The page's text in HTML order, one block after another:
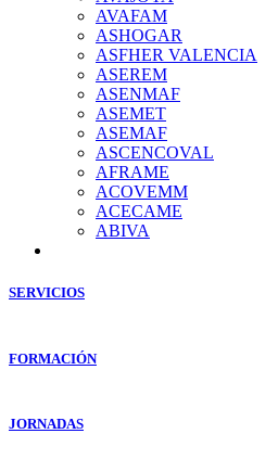
AVAFAM
ASHOGAR
ASFHER VALENCIA
ASEREM
ASENMAF
ASEMET
ASEMAF
ASCENCOVAL
AFRAME
ACOVEMM
ACECAME
ABIVA
SERVICIOS
FORMACIÓN
JORNADAS